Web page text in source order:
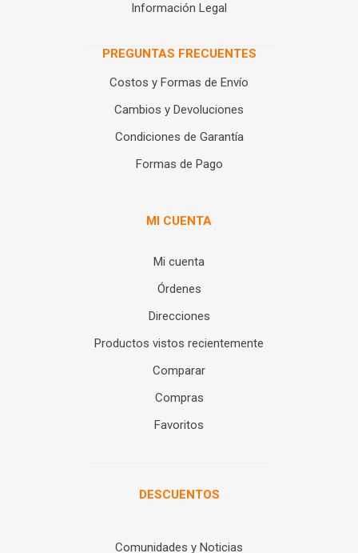
Información Legal
PREGUNTAS FRECUENTES
Costos y Formas de Envío
Cambios y Devoluciones
Condiciones de Garantía
Formas de Pago
MI CUENTA
Mi cuenta
Órdenes
Direcciones
Productos vistos recientemente
Comparar
Compras
Favoritos
DESCUENTOS
Comunidades y Noticias